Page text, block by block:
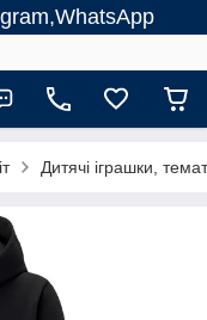
Дитячі іграшки,